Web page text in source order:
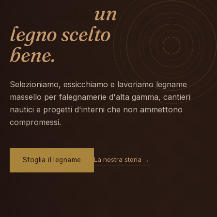
un
legno scelto
bene.
Selezioniamo, essicchiamo e lavoriamo legname
massello per falegnamerie d'alta gamma, cantieri
nautici e progetti d'interni che non ammettono
compromessi.
Sfoglia il legname La nostra storia →